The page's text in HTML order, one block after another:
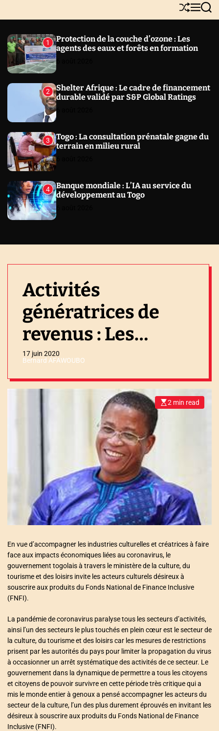
W
S
S
h
ff
l
e
M
e
S
e
1
Protection de la couche d’ozone : Les
agents des eaux et forêts en formation
2
Shelter Afrique : Le cadre de financement
durable validé par S&P Global Ratings
3
Togo : La consultation prénatale gagne du
terrain en milieu rural
4
Banque mondiale : L’IA au service du
développement au Togo
Activités
génératrices de
revenus : Les
acteurs culturels
invités à souscrire
aux produits FNFI
17 juin 2020
Bernard AFAWOUBO
E
d
t
i
m
e
2 min read
En vue d’accompagner les industries culturelles et créatrices à faire
face aux impacts économiques liées au coronavirus, le
gouvernement togolais à travers le ministère de la culture, du
tourisme et des loisirs invite les acteurs culturels désireux à
souscrire aux produits du Fonds National de Finance Inclusive
(FNFI).
La pandémie de coronavirus paralyse tous les secteurs d’activités,
ainsi l’un des secteurs le plus touchés en plein cœur est le secteur de
la culture, du tourisme et des loisirs car les mesures de restrictions
prisent par les autorités du pays pour limiter la propagation du virus
à occasionner un arrêt systématique des activités de ce secteur. Le
gouvernement dans la dynamique de permettre a tous les citoyens
et citoyens de pouvoir survivre en cette période très critique qui a
mis le monde entier à genoux a pensé accompagner les acteurs du
secteur de la culture, l’un des plus durement éprouvés en invitant les
désireux à souscrire aux produits du Fonds National de Finance
Inclusive (FNFI).